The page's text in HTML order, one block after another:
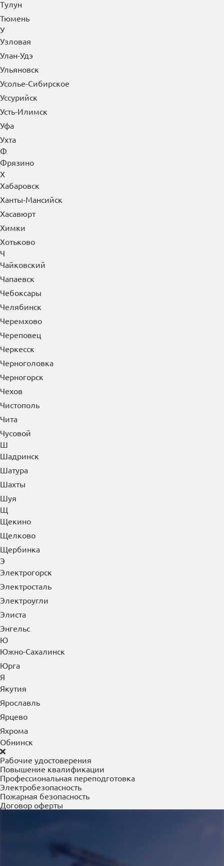
Тулун
Тюмень
У
Узловая
Улан-Удэ
Ульяновск
Усолье-Сибирское
Уссурийск
Усть-Илимск
Уфа
Ухта
Ф
Фрязино
Х
Хабаровск
Ханты-Мансийск
Хасавюрт
Химки
Хотьково
Ч
Чайковский
Чапаевск
Чебоксары
Челябинск
Черемхово
Череповец
Черкесск
Черноголовка
Черногорск
Чехов
Чистополь
Чита
Чусовой
Ш
Шадринск
Шатура
Шахты
Шуя
Щ
Щекино
Щелково
Щербинка
Э
Электрогорск
Электросталь
Электроугли
Элиста
Энгельс
Ю
Южно-Сахалинск
Юрга
Я
Якутия
Ярославль
Ярцево
Яхрома
Обнинск
Рабочие удостоверения
Повышение квалификации
Профессиональная переподготовка
Электробезопасность
Пожарная безопасность
Договор оферты